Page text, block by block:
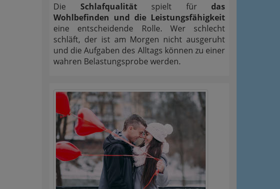
Die Schlafqualitätspielt für das
Wohlbefinden und die Leistungsfähigkeit
eine entscheidende Rolle. Wer schlecht
schläft, der ist am Morgen nicht ausgeruht
und die Aufgaben des Alltags können zu einer
wahren Belastungsprobe werden.